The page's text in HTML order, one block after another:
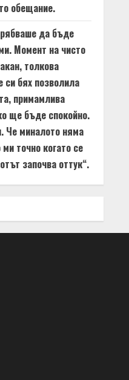
обещание.
да бъде
Момент на чисто
толкова
си бях позволила
примамлива
ще бъде спокойно.
Че миналото няма
точно когато се
започва оттук“.